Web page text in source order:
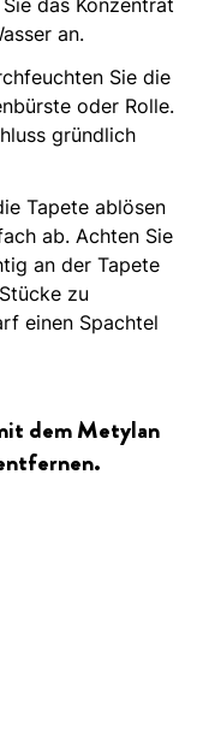
an.
Sie die
oder Rolle.
gründlich
Tapete ablösen
ab. Achten Sie
an der Tapete
zu
einen Spachtel
dem Metylan